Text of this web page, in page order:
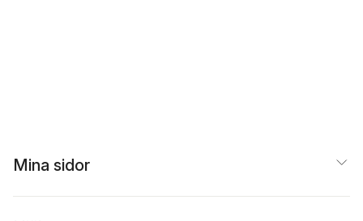
Mina sidor